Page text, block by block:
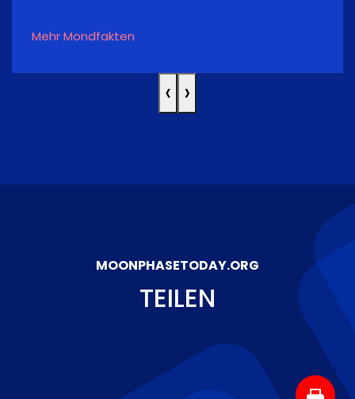
Mehr Mondfakten
‹ ›
MOONPHASETODAY.ORG
TEILEN